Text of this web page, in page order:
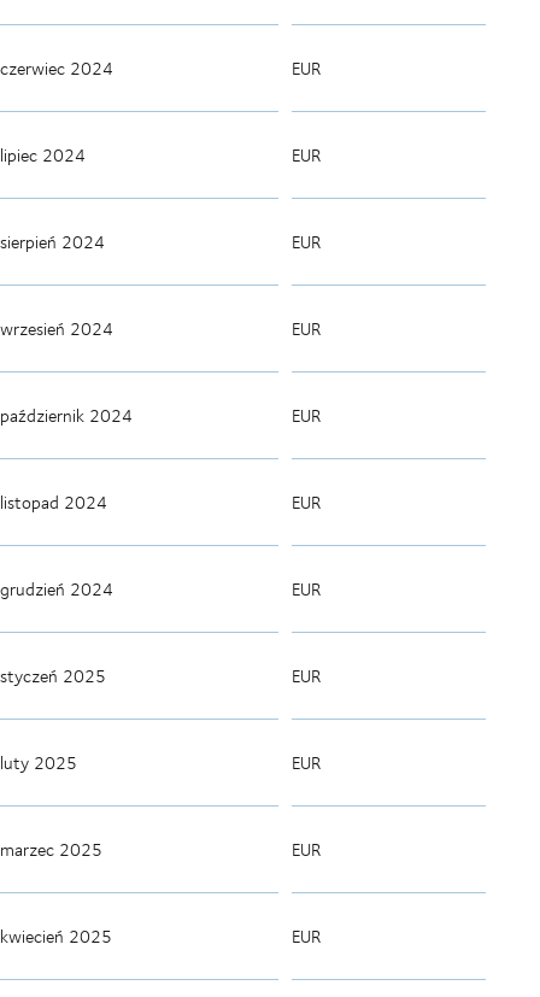
czerwiec 2024 EUR
lipiec 2024 EUR
sierpień 2024 EUR
wrzesień 2024 EUR
październik 2024 EUR
listopad 2024 EUR
grudzień 2024 EUR
styczeń 2025 EUR
luty 2025 EUR
marzec 2025 EUR
kwiecień 2025 EUR